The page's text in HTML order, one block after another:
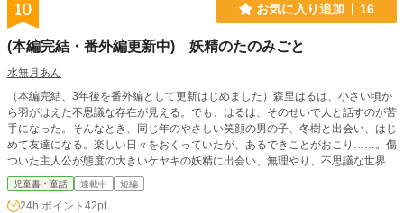
10 お気に入り追加 16
(本編完結・番外編更新中) 妖精のたのみごと
水無月あん
（本編完結、3年後を番外編として更新はじめました）森里はるは、小さい頃か
ら羽がはえた不思議な存在が見える。でも、はるは、そのせいで人と話すのが苦
手になった。そんなとき、同じ年のやさしい笑顔の男の子、冬樹と出会い、はじ
めて友達になる。楽しい日々をおくっていたが、あるできことがおこり……。傷
ついた主人公が態度の大きいケヤキの妖精に出会い、無理やり、不思議な世界に
つれていかれる、ファンタジー要素多めのお話になっています。 この猛暑のな
か季節外れですが、冬から春先の設定です。どうぞよろしくお願いします。
児童書・童話 連載中 短編
24h.ポイント 42pt